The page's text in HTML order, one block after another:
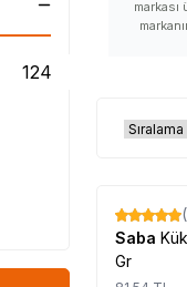
markası
Saba
nerede
alabilirim,
%17
Saba
Gr